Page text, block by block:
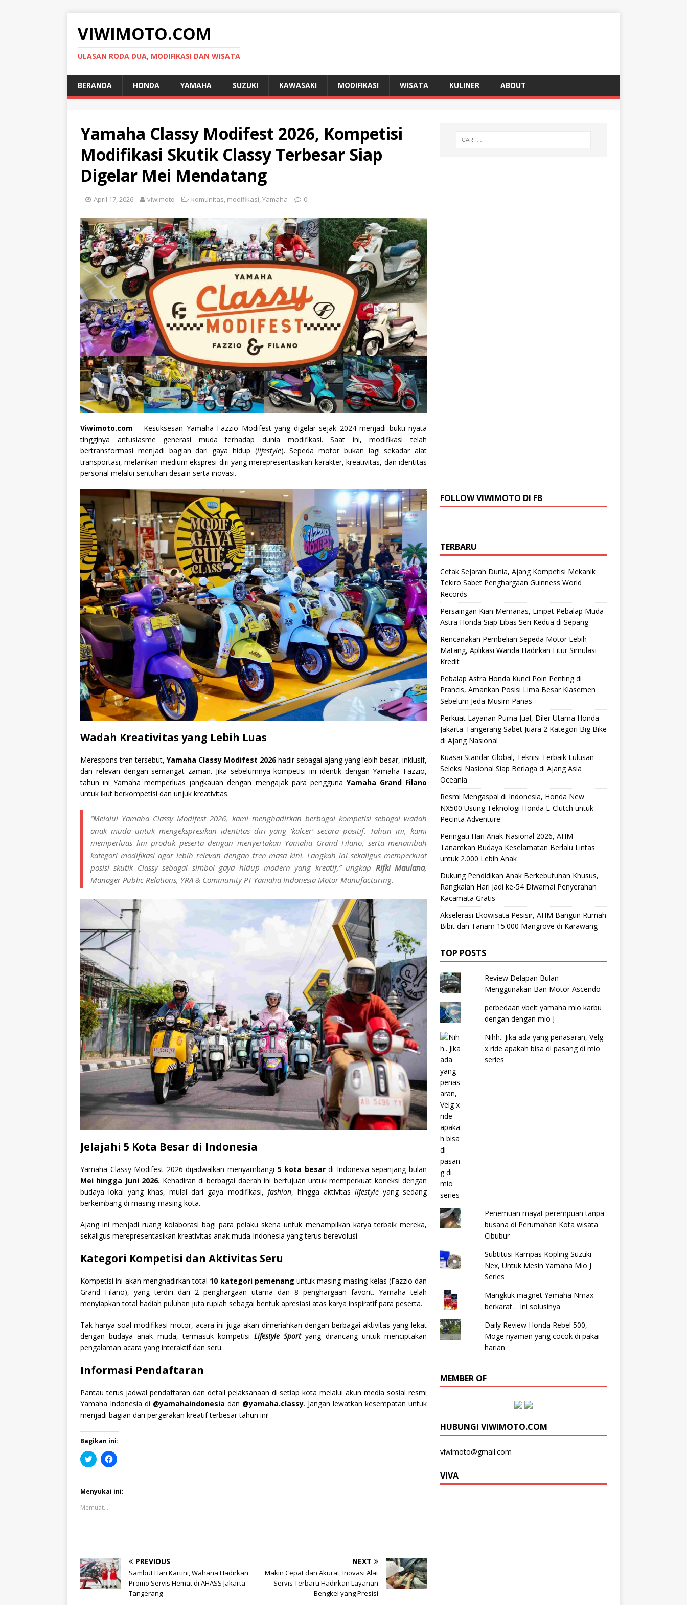
VIWIMOTO.COM
ULASAN RODA DUA, MODIFIKASI DAN WISATA
BERANDA HONDA YAMAHA SUZUKI KAWASAKI MODIFIKASI WISATA KULINER ABOUT
Yamaha Classy Modifest 2026, Kompetisi
Modifikasi Skutik Classy Terbesar Siap
Digelar Mei Mendatang
April 17, 2026 viwimoto komunitas, modifikasi,Yamaha 0
Viwimoto.com – Kesuksesan Yamaha Fazzio Modifest yang digelar sejak 2024 menjadi bukti nyata
tingginya antusiasme generasi muda terhadap dunia modifikasi. Saat ini, modifikasi telah
bertransformasi menjadi bagian dari gaya hidup (lifestyle). Sepeda motor bukan lagi sekadar alat
transportasi, melainkan medium ekspresi diri yang merepresentasikan karakter, kreativitas, dan identitas
personal melalui sentuhan desain serta inovasi.
Wadah Kreativitas yang Lebih Luas
Merespons tren tersebut,Yamaha Classy Modifest 2026hadir sebagai ajang yang lebih besar, inklusif,
dan relevan dengan semangat zaman. Jika sebelumnya kompetisi ini identik dengan Yamaha Fazzio,
tahun ini Yamaha memperluas jangkauan dengan mengajak para pengguna Yamaha Grand Filano
untuk ikut berkompetisi dan unjuk kreativitas.
“Melalui Yamaha Classy Modifest 2026, kami menghadirkan berbagai kompetisi sebagai wadah
anak muda untuk mengekspresikan identitas diri yang ‘kalcer’ secara positif. Tahun ini, kami
memperluas lini produk peserta dengan menyertakan Yamaha Grand Filano, serta menambah
kategori modifikasi agar lebih relevan dengan tren masa kini. Langkah ini sekaligus memperkuat
posisi skutik Classysebagai simbol gaya hidup modern yang kreatif,” ungkap Rifki Maulana,
Manager Public Relations, YRA & CommunityPT Yamaha Indonesia Motor Manufacturing.
Jelajahi 5 Kota Besar di Indonesia
Yamaha Classy Modifest 2026 dijadwalkan menyambangi 5 kota besardi Indonesia sepanjang bulan
Mei hingga Juni 2026. Kehadiran di berbagai daerah ini bertujuan untuk memperkuat koneksi dengan
budaya lokal yang khas, mulai dari gaya modifikasi, fashion, hingga aktivitas lifestyleyang sedang
berkembang di masing-masing kota.
Ajang ini menjadi ruang kolaborasi bagi para pelaku skena untuk menampilkan karya terbaik mereka,
sekaligus merepresentasikan kreativitas anak muda Indonesia yang terus berevolusi.
Kategori Kompetisi dan Aktivitas Seru
Kompetisi ini akan menghadirkan total 10 kategori pemenang untuk masing-masing kelas (Fazzio dan
Grand Filano), yang terdiri dari 2 penghargaan utama dan 8 penghargaan favorit. Yamaha telah
menyiapkan total hadiah puluhan juta rupiah sebagai bentuk apresiasi atas karya inspiratif para peserta.
Tak hanya soal modifikasi motor, acara ini juga akan dimeriahkan dengan berbagai aktivitas yang lekat
dengan budaya anak muda, termasuk kompetisiLifestyle Sportyang dirancang untuk menciptakan
pengalaman acara yang interaktif dan seru.
Informasi Pendaftaran
Pantau terus jadwal pendaftaran dan detail pelaksanaan di setiap kota melalui akun media sosial resmi
Yamaha Indonesia di @yamahaindonesia dan @yamaha.classy. Jangan lewatkan kesempatan untuk
menjadi bagian dari pergerakan kreatif terbesar tahun ini!
Bagikan ini:
K
l
u
n
t
u
k
i
p
a
d
a
T
K
l
u
n
i
k
a
n
d
i
Menyukai ini:
Memuat...
PREVIOUS
Sambut Hari Kartini, Wahana Hadirkan
Promo Servis Hemat di AHASS Jakarta-
Tangerang
NEXT
Makin Cepat dan Akurat, Inovasi Alat
Servis Terbaru Hadirkan Layanan
Bengkel yang Presisi
FOLLOW VIWIMOTO DI FB
TERBARU
Cetak Sejarah Dunia, Ajang Kompetisi Mekanik
Tekiro Sabet Penghargaan Guinness World
Records
Persaingan Kian Memanas, Empat Pebalap Muda
Astra Honda Siap Libas Seri Kedua di Sepang
Rencanakan Pembelian Sepeda Motor Lebih
Matang, Aplikasi Wanda Hadirkan Fitur Simulasi
Kredit
Pebalap Astra Honda Kunci Poin Penting di
Prancis, Amankan Posisi Lima Besar Klasemen
Sebelum Jeda Musim Panas
Perkuat Layanan Purna Jual, Diler Utama Honda
Jakarta-Tangerang Sabet Juara 2 Kategori Big Bike
di Ajang Nasional
Kuasai Standar Global, Teknisi Terbaik Lulusan
Seleksi Nasional Siap Berlaga di Ajang Asia
Oceania
Resmi Mengaspal di Indonesia, Honda New
NX500 Usung Teknologi Honda E-Clutch untuk
Pecinta Adventure
Peringati Hari Anak Nasional 2026, AHM
Tanamkan Budaya Keselamatan Berlalu Lintas
untuk 2.000 Lebih Anak
Dukung Pendidikan Anak Berkebutuhan Khusus,
Rangkaian Hari Jadi ke-54 Diwarnai Penyerahan
Kacamata Gratis
Akselerasi Ekowisata Pesisir, AHM Bangun Rumah
Bibit dan Tanam 15.000 Mangrove di Karawang
TOP POSTS
Review Delapan Bulan
Menggunakan Ban Motor Ascendo
perbedaan vbelt yamaha mio karbu
dengan dengan mio J
Nihh.. Jika ada yang penasaran, Velg
x ride apakah bisa di pasang di mio
series
Penemuan mayat perempuan tanpa
busana di Perumahan Kota wisata
Cibubur
Subtitusi Kampas Kopling Suzuki
Nex, Untuk Mesin Yamaha Mio J
Series
Mangkuk magnet Yamaha Nmax
berkarat… Ini solusinya
Daily Review Honda Rebel 500,
Moge nyaman yang cocok di pakai
harian
MEMBER OF
HUBUNGI VIWIMOTO.COM
viwimoto@gmail.com
VIVA